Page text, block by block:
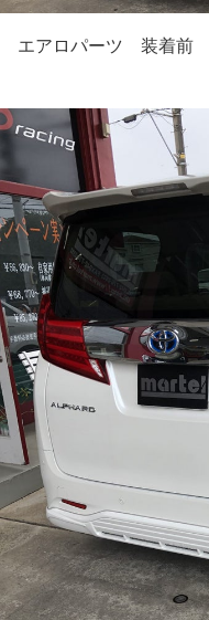
エアロパーツ 装着前